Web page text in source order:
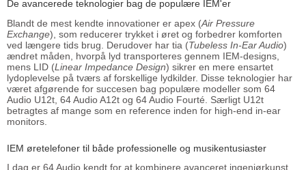
De avancerede teknologier bag de populære IEM'er
Blandt de mest kendte innovationer er apex (Air Pressure
Exchange), som reducerer trykket i øret og forbedrer komforten
ved længere tids brug. Derudover har tia (Tubeless In-Ear Audio)
ændret måden, hvorpå lyd transporteres gennem IEM-designs,
mens LID (Linear Impedance Design) sikrer en mere ensartet
lydoplevelse på tværs af forskellige lydkilder. Disse teknologier har
været afgørende for succesen bag populære modeller som 64
Audio U12t, 64 Audio A12t og 64 Audio Fourté. Særligt U12t
betragtes af mange som en reference inden for high-end in-ear
monitors.
IEM øretelefoner til både professionelle og musikentusiaster
I dag er 64 Audio kendt for at kombinere avanceret ingeniørkunst